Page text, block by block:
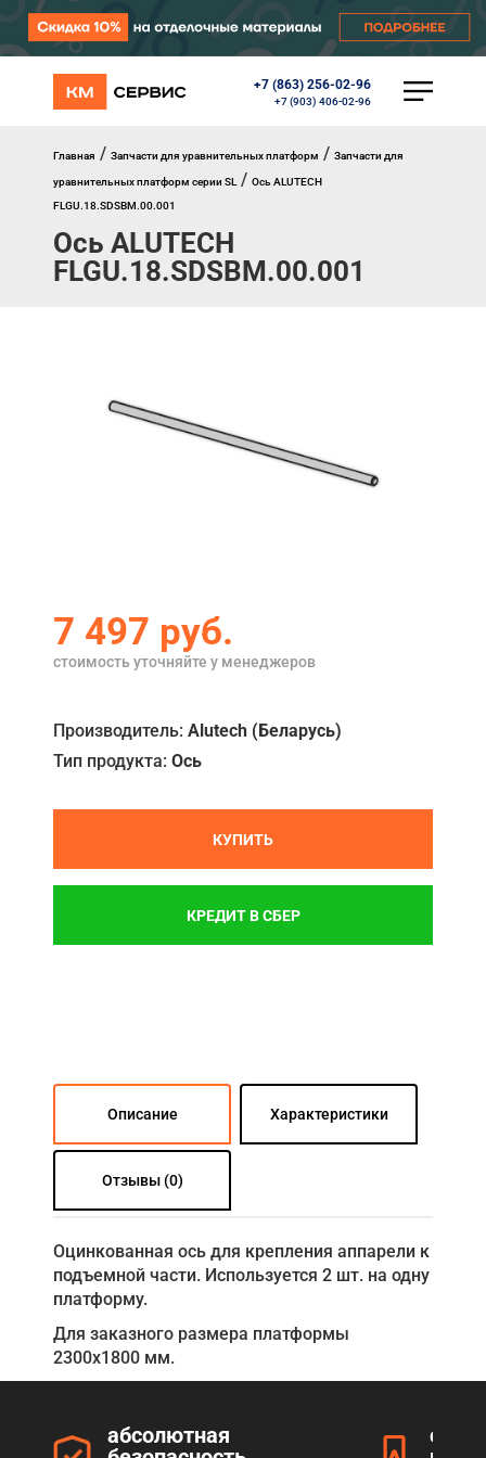
+7 (863) 256-02-96
+7 (903) 406-02-96
КАТАЛОГ
Перегрузочное оборудование
Уличные калитки
Шлагбаумы
Противопожарные ворота
Противопожарные шторы
Ремонт
Сервис
О компании
Контакты
Главная / Запчасти для уравнительных платформ / Запчасти для
уравнительных платформ серии SL / Ось ALUTECH
FLGU.18.SDSBM.00.001
Ось ALUTECH
FLGU.18.SDSBM.00.001
7 497 руб.
стоимость уточняйте у менеджеров
Производитель: Alutech (Беларусь)
Тип продукта: Ось
КУПИТЬ
КРЕДИТ В СБЕР
Описание Характеристики
Отзывы (0)
Оцинкованная ось для крепления аппарели к
подъемной части. Используется 2 шт. на одну
платформу.
Для заказного размера платформы
2300х1800 мм.
абсолютная